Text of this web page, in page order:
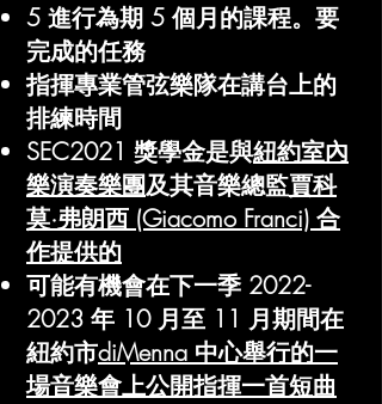
5 進行為期 5 個月的課程。要
完成的任務
指揮專業管弦樂隊在講台上的
排練時間
SEC2021 獎學金是與紐約室內
樂演奏樂團及其音樂總監賈科
莫·弗朗西 (Giacomo Franci) 合
作提供的
可能有機會在下一季 2022-
2023 年 10 月至 11 月期間在
紐約市diMenna 中心舉行的一
場音樂會上公開指揮一首短曲